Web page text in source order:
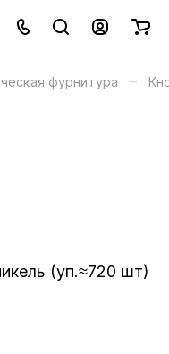
фурнитура –